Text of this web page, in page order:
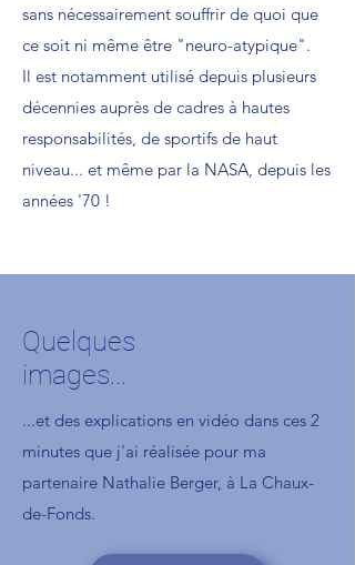
Quelques
images...
...et des explications en vidéo dans ces 2
minutes que j'ai réalisée pour ma
partenaire Nathalie Berger, à La Chaux-
de-Fonds.
sans nécessairement souffrir de quoi que
ce soit ni même être "neuro-atypique".
Il est notamment utilisé depuis plusieurs
décennies auprès de cadres à hautes
responsabilités, de sportifs de haut
niveau... et même par la NASA, depuis les
années '70 !